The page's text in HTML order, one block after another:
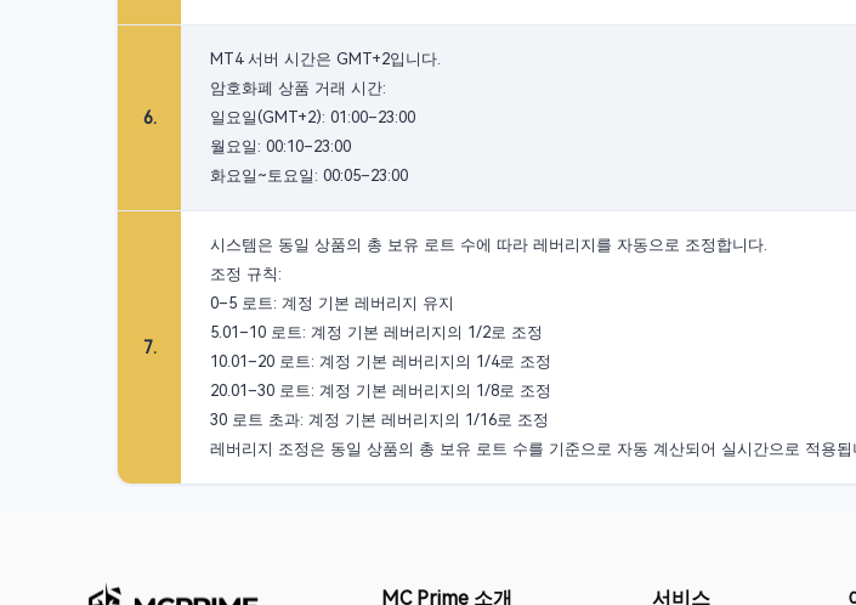
6.
MT4 서버 시간은 GMT+2입니다.
암호화폐 상품 거래 시간:
일요일(GMT+2): 01:00–23:00
월요일: 00:10–23:00
화요일~토요일: 00:05–23:00
7.
시스템은 동일 상품의 총 보유 로트 수에 따라 레버리지를 자동으로 조정합니다.
조정 규칙:
0–5 로트: 계정 기본 레버리지 유지
5.01–10 로트: 계정 기본 레버리지의 1/2로 조정
10.01–20 로트: 계정 기본 레버리지의 1/4로 조정
20.01–30 로트: 계정 기본 레버리지의 1/8로 조정
30 로트 초과: 계정 기본 레버리지의 1/16로 조정
레버리지 조정은 동일 상품의 총 보유 로트 수를 기준으로 자동 계산되어 실시간으로 적용됩
MC Prime 소개 서비스